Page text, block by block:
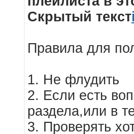
Скрытый текст
Правила для
1. Не флудить
2. Если есть
раздела,или в
3. Проверять